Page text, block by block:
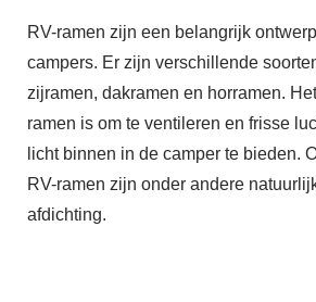
RV-ramen zijn een belangrijk
campers. Er zijn verschillende
zijramen, dakramen en horramen.
ramen is om te ventileren en frisse
licht binnen in de camper te bieden.
RV-ramen zijn onder andere
afdichting.